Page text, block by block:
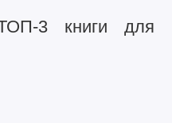
3 книги для